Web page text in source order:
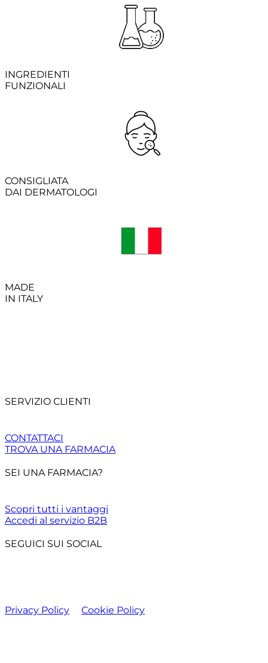
INGREDIENTI
FUNZIONALI
CONSIGLIATA
DAI DERMATOLOGI
MADE
IN ITALY
SERVIZIO CLIENTI
CONTATTACI
TROVA UNA FARMACIA
SEI UNA FARMACIA?
Scopri tutti i vantaggi
Accedi al servizio B2B
SEGUICI SUI SOCIAL
Privacy Policy Cookie Policy